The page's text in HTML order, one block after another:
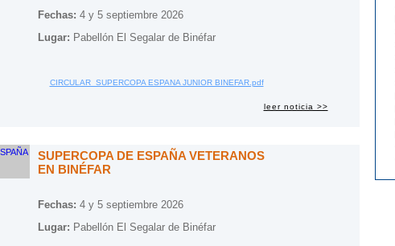
Fechas: 4 y 5 septiembre 2026
Lugar: Pabellón El Segalar de Binéfar
CIRCULAR_SUPERCOPA ESPANA JUNIOR BINEFAR.pdf
leer noticia >>
SUPERCOPA DE ESPAÑA VETERANOS
EN BINÉFAR
Fechas: 4 y 5 septiembre 2026
Lugar: Pabellón El Segalar de Binéfar